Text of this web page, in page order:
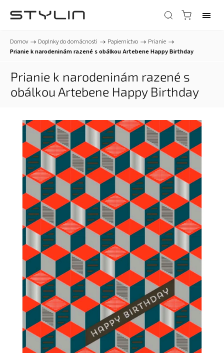
Domov / Doplnky do domácnosti / Papiernictvo / Prianie /
Prianie k narodeninám razené s obálkou Artebene Happy Birthday
Prianie k narodeninám razené s
obálkou Artebene Happy Birthday